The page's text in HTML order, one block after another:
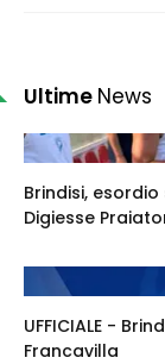
Ultime News
Brindisi,
Digiesse
UFFICIALE -
Francavilla